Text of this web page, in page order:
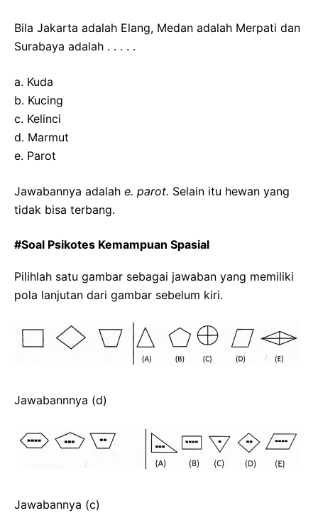
Bila Jakarta adalah Elang, Medan adalah Merpati dan
Surabaya adalah . . . . .
a. Kuda
b. Kucing
c. Kelinci
d. Marmut
e. Parot
Jawabannya adalah e. parot. Selain itu hewan yang
tidak bisa terbang.
#Soal Psikotes Kemampuan Spasial
Pilihlah satu gambar sebagai jawaban yang memiliki
pola lanjutan dari gambar sebelum kiri.
Jawabannnya (d)
Jawabannya (c)